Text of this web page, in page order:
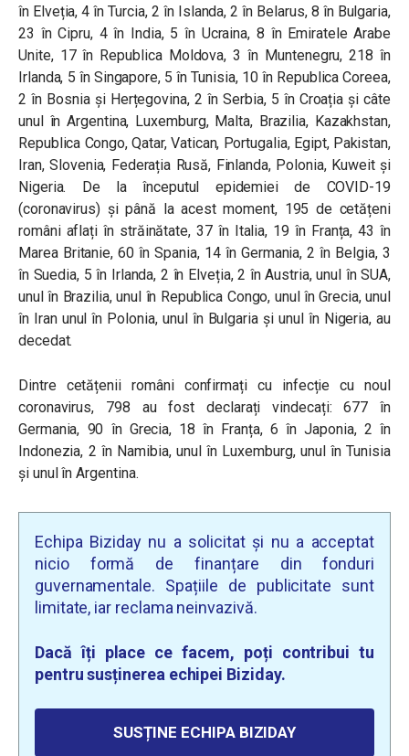
în Elveția, 4 în Turcia, 2 în Islanda, 2 în Belarus, 8 în Bulgaria,
23 în Cipru, 4 în India, 5 în Ucraina, 8 în Emiratele Arabe
Unite, 17 în Republica Moldova, 3 în Muntenegru, 218 în
Irlanda, 5 în Singapore, 5 în Tunisia, 10 în Republica Coreea,
2 în Bosnia și Herțegovina, 2 în Serbia, 5 în Croația și câte
unul în Argentina, Luxemburg, Malta, Brazilia, Kazakhstan,
Republica Congo, Qatar, Vatican, Portugalia, Egipt, Pakistan,
Iran, Slovenia, Federația Rusă, Finlanda, Polonia, Kuweit și
Nigeria. De la începutul epidemiei de COVID-19
(coronavirus) și până la acest moment, 195 de cetățeni
români aflați în străinătate, 37 în Italia, 19 în Franța, 43 în
Marea Britanie, 60 în Spania, 14 în Germania, 2 în Belgia, 3
în Suedia, 5 în Irlanda, 2 în Elveția, 2 în Austria, unul în SUA,
unul în Brazilia, unul în Republica Congo, unul în Grecia, unul
în Iran unul în Polonia, unul în Bulgaria și unul în Nigeria, au
decedat.
Dintre cetățenii români confirmați cu infecție cu noul
coronavirus, 798 au fost declarați vindecați: 677 în
Germania, 90 în Grecia, 18 în Franța, 6 în Japonia, 2 în
Indonezia, 2 în Namibia, unul în Luxemburg, unul în Tunisia
și unul în Argentina.
Echipa Biziday nu a solicitat și nu a acceptat
nicio formă de finanțare din fonduri
guvernamentale. Spațiile de publicitate sunt
limitate, iar reclama neinvazivă.
Dacă îți place ce facem, poți contribui tu
pentru susținerea echipei Biziday.
SUSȚINE ECHIPA BIZIDAY